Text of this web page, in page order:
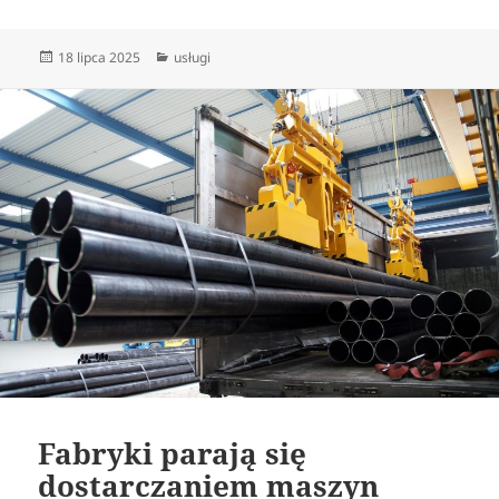
Data
18 lipca 2025 Kategorie
usługi
Fabryki parają się
dostarczaniem maszyn